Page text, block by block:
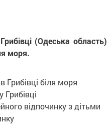
(Одеська область)
моря.
Грибівці біля моря
відпочинку з дітьми